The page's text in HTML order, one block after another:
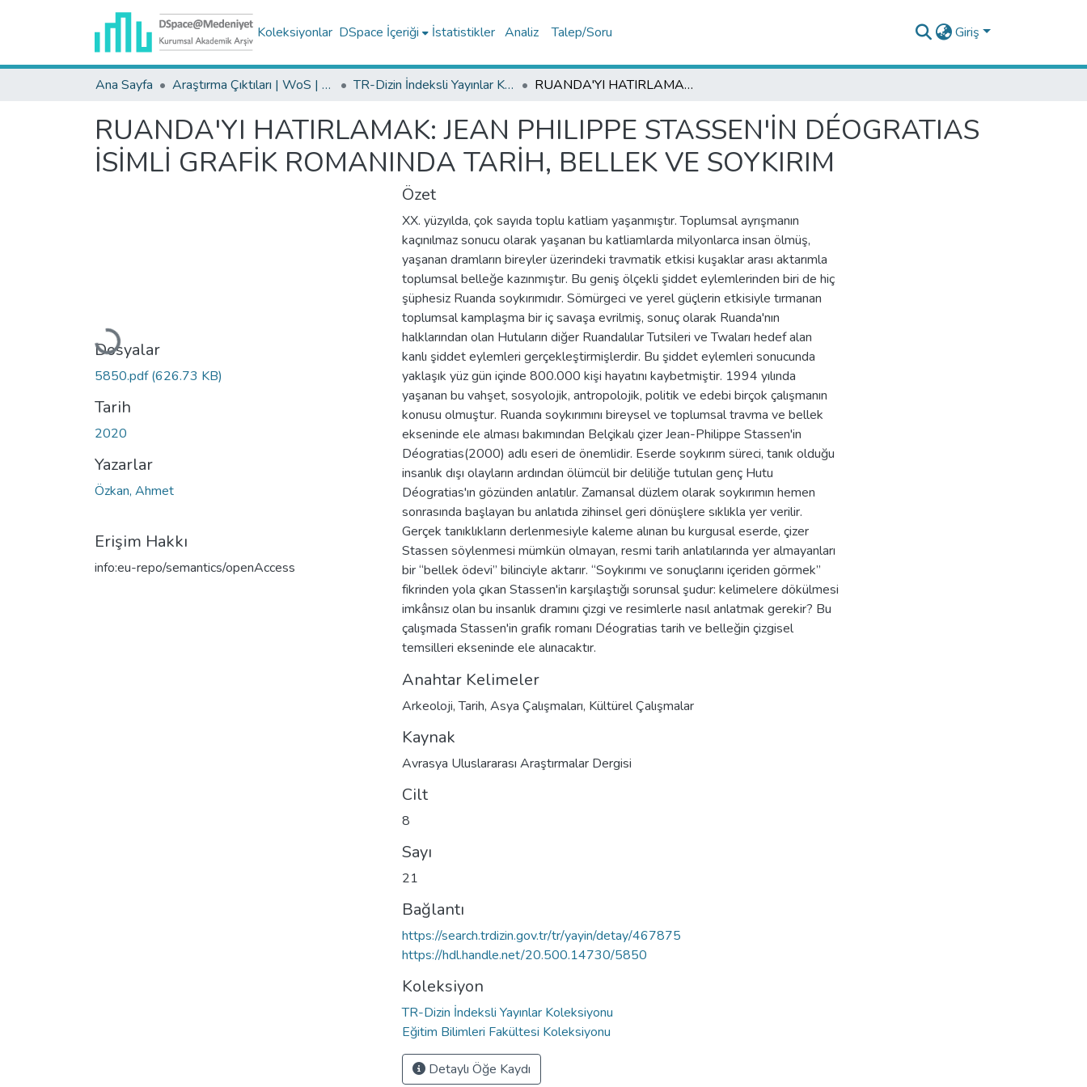
Koleksiyonlar DSpace İçeriği İstatistikler Analiz Talep/Soru Giriş
Ana Sayfa Araştırma Çıktıları | WoS | Scopus | TR-Dizin | PubMed TR-Dizin İndeksli Yayınlar Koleksiyonu RUANDA'YI HATIRLAMAK: JEAN PHILIPPE STASSEN'İN DÉOGRATIAS İSİMLİ GRAFİK ROMANINDA TARİH, BELLEK VE SOYKIRIM
RUANDA'YI HATIRLAMAK: JEAN PHILIPPE STASSEN'İN DÉOGRATIAS
İSİMLİ GRAFİK ROMANINDA TARİH, BELLEK VE SOYKIRIM
Yükleniyor...
Dosyalar
5850.pdf(626.73 KB)
Tarih
2020
Yazarlar
Özkan, Ahmet
Erişim Hakkı
info:eu-repo/semantics/openAccess
Özet
XX. yüzyılda, çok sayıda toplu katliam yaşanmıştır. Toplumsal ayrışmanın
kaçınılmaz sonucu olarak yaşanan bu katliamlarda milyonlarca insan ölmüş,
yaşanan dramların bireyler üzerindeki travmatik etkisi kuşaklar arası aktarımla
toplumsal belleğe kazınmıştır. Bu geniş ölçekli şiddet eylemlerinden biri de hiç
şüphesiz Ruanda soykırımıdır. Sömürgeci ve yerel güçlerin etkisiyle tırmanan
toplumsal kamplaşma bir iç savaşa evrilmiş, sonuç olarak Ruanda'nın
halklarından olan Hutuların diğer Ruandalılar Tutsileri ve Twaları hedef alan
kanlı şiddet eylemleri gerçekleştirmişlerdir. Bu şiddet eylemleri sonucunda
yaklaşık yüz gün içinde 800.000 kişi hayatını kaybetmiştir. 1994 yılında
yaşanan bu vahşet, sosyolojik, antropolojik, politik ve edebi birçok çalışmanın
konusu olmuştur. Ruanda soykırımını bireysel ve toplumsal travma ve bellek
ekseninde ele alması bakımından Belçikalı çizer Jean-Philippe Stassen'in
Déogratias(2000) adlı eseri de önemlidir. Eserde soykırım süreci, tanık olduğu
insanlık dışı olayların ardından ölümcül bir deliliğe tutulan genç Hutu
Déogratias'ın gözünden anlatılır. Zamansal düzlem olarak soykırımın hemen
sonrasında başlayan bu anlatıda zihinsel geri dönüşlere sıklıkla yer verilir.
Gerçek tanıklıkların derlenmesiyle kaleme alınan bu kurgusal eserde, çizer
Stassen söylenmesi mümkün olmayan, resmi tarih anlatılarında yer almayanları
bir “bellek ödevi” bilinciyle aktarır. “Soykırımı ve sonuçlarını içeriden görmek”
fikrinden yola çıkan Stassen'in karşılaştığı sorunsal şudur: kelimelere dökülmesi
imkânsız olan bu insanlık dramını çizgi ve resimlerle nasıl anlatmak gerekir? Bu
çalışmada Stassen'in grafik romanı Déogratias tarih ve belleğin çizgisel
temsilleri ekseninde ele alınacaktır.
Anahtar Kelimeler
Arkeoloji,Tarih, Asya Çalışmaları, Kültürel Çalışmalar
Kaynak
Avrasya Uluslararası Araştırmalar Dergisi
Cilt
8
Sayı
21
Bağlantı
https://search.trdizin.gov.tr/tr/yayin/detay/467875
https://hdl.handle.net/20.500.14730/5850
Koleksiyon
TR-Dizin İndeksli Yayınlar Koleksiyonu
Eğitim Bilimleri Fakültesi Koleksiyonu
Detaylı Öğe Kaydı